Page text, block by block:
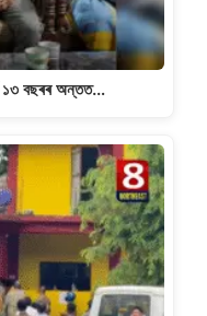
১৩ বছৰৰ অন্তত…